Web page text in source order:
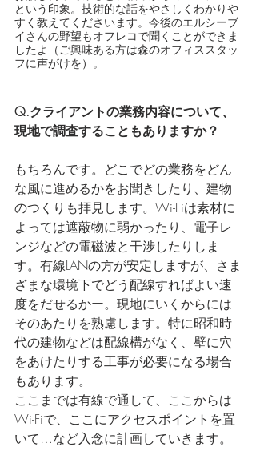
という印象。技術的な話をやさしくわかりや
すく教えてくださいます。今後のエルシーブ
イさんの野望もオフレコで聞くことができま
したよ（ご興味ある方は森のオフィススタッ
フに声がけを）。
Q.クライアントの業務内容について、
現地で調査することもありますか？
もちろんです。どこでどの業務をどん
な風に進めるかをお聞きしたり、建物
のつくりも拝見します。Wi-Fiは素材に
よっては遮蔽物に弱かったり、電子レ
ンジなどの電磁波と干渉したりしま
す。有線LANの方が安定しますが、さま
ざまな環境下でどう配線すればよい速
度をだせるかー。現地にいくからには
そのあたりを熟慮します。特に昭和時
代の建物などは配線構がなく、壁に穴
をあけたりする工事が必要になる場合
もあります。
ここまでは有線で通して、ここからは
Wi-Fiで、ここにアクセスポイントを置
いて…など入念に計画していきます。